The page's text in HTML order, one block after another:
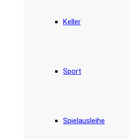
Keller
Sport
Spielausleihe